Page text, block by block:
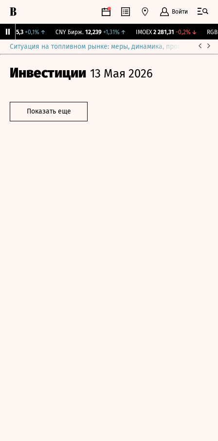
Войти
115,3 +0,1% ↑ CNY Бирж. 12,239 +1,31% ↑ IMOEX 2 281,31 -0,2%↓
Ситуация на топливном рынке: меры, динамика, прогнозы
Инвестиции 13 Мая 2026
Показать еще